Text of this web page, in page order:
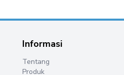
Informasi
Tentang
Produk